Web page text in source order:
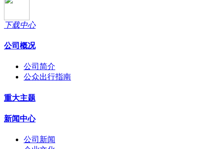
下载中心
公司概况
公司简介
公众出行指南
重大主题
新闻中心
公司新闻